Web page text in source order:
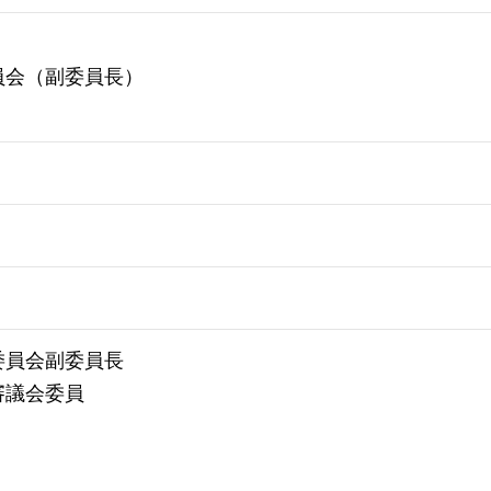
（副委員長）
会副委員長
会委員